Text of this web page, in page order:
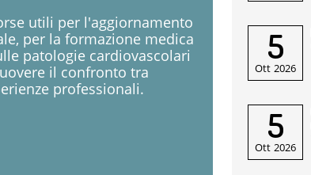
utili per l'aggiornamento
per la formazione medica
patologie cardiovascolari
il confronto tra
professionali.
5
Ott 2026
5
Ott 2026